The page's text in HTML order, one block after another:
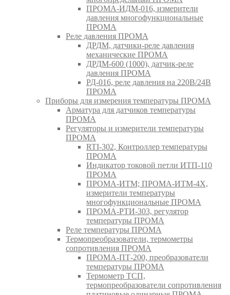
ПРОМА-ИДМ-016, измерители
давления многофункциональные
ПРОМА
Реле давления ПРОМА
ДРДМ, датчики-реле давления
механические ПРОМА
ДРДМ-600 (1000), датчик-реле
давления ПРОМА
РД-016, реле давления на 220В/24В
ПРОМА
Приборы для измерения температуры ПРОМА
Арматура для датчиков температуры
ПРОМА
Регуляторы и измерители температуры
ПРОМА
RTI-302, Контроллер температуры
ПРОМА
Индикатор токовой петли ИТП-110
ПРОМА
ПРОМА-ИТМ; ПРОМА-ИТМ-4Х,
измерители температуры
многофункциональные ПРОМА
ПРОМА-РТИ-303, регулятор
температуры ПРОМА
Реле температуры ПРОМА
Термопреобразователи, термометры
сопротивления ПРОМА
ПРОМА-ПТ-200, преобразователи
температуры ПРОМА
Термометр ТСП,
термопреобразователи сопротивления